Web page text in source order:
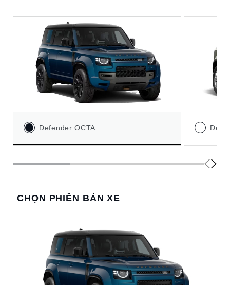
Defender OCTA
CHỌN PHIÊN BẢN XE